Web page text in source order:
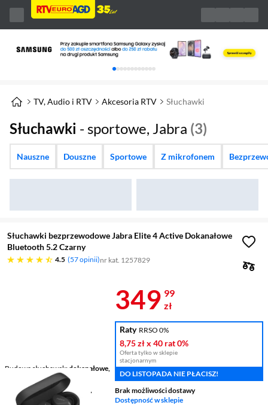
Karuzela z banerami, aktualny element 1 z
TV, Audio i RTV Akcesoria RTV Słuchawki
Słuchawki - sportowe, Jabra (3)
Nauszne Douszne Sportowe Z mikrofonem
Słuchawki bezprzewodowe Jabra Elite 4 Active Dokanałowe
Bluetooth 5.2 Czarny
4.5
4.5 gwiazdek 57 opinii nr kat. 1257829
Budowa słuchawek dokanałowe,
True Wireless
Łączność
bezprzewodowe,
Bluetooth
Cena 349,99
349 99
zł
Raty RRSO 0%
8,75 złx 40 rat0%
Oferta tylko w sklepie
stacjonarnym
DO LISTOPADA NIE PŁACISZ!
Brak możliwości dostawy
Dostępność w sklepie